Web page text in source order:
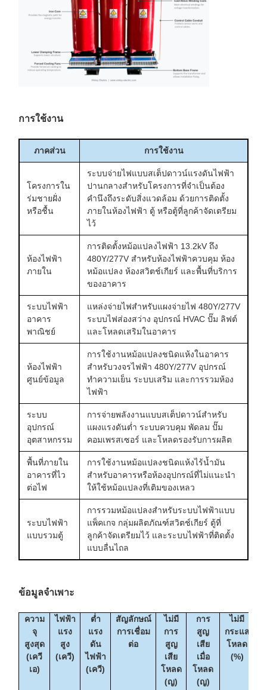
การใช้งาน
ภาคส่วน การใช้งาน
โครงการใน
ร่มชายฝั่ง
หรือชื้น
ระบบจ่ายไฟแบบสเต็ปดาวน์แรงดันไฟฟ้า
ปานกลางสำหรับโครงการที่จำเป็นต้อง
คำนึงถึงระดับสิ่งแวดล้อม ด้วยการติดตั้ง
ภายในห้องไฟฟ้า ตู้ หรือตู้ที่ลูกค้าจัดเตรียม
ไว้
ห้องไฟฟ้า
ภายใน
การติดตั้งหม้อแปลงไฟฟ้า 13.2kV ​​ถึง
480Y/277V สำหรับห้องไฟฟ้าควบคุม ห้อง
หม้อแปลง ห้องสวิตช์เกียร์ และพื้นที่บริการ
ของอาคาร
ระบบไฟฟ้า
อาคาร
พาณิชย์
แหล่งจ่ายไฟสำหรับแผงจ่ายไฟ 480Y/277V
ระบบไฟส่องสว่าง อุปกรณ์ HVAC ปั๊ม ลิฟต์
และโหลดเสริมในอาคาร
ห้องไฟฟ้า
ศูนย์ข้อมูล
การใช้งานหม้อแปลงชนิดแห้งในอาคาร
สำหรับวงจรไฟฟ้า 480Y/277V อุปกรณ์
ทำความเย็น ระบบเสริม และการรวมห้อง
ไฟฟ้า
ระบบ
อุปกรณ์
อุตสาหกรรม
การจ่ายพลังงานแบบสเต็ปดาวน์สำหรับ
แผงแรงดันต่ำ ระบบควบคุม พัดลม ปั๊ม
คอมเพรสเซอร์ และโหลดรองรับการผลิต
พื้นที่ภายใน
อาคารที่ไว
ต่อไฟ
การใช้งานหม้อแปลงชนิดแห้งไร้น้ำมัน
สำหรับอาคารหรือห้องอุปกรณ์ที่ไม่แนะนำ
ให้ใช้หม้อแปลงที่เติมของเหลว
ระบบไฟฟ้า
แบบรวมตู้
การรวมหม้อแปลงสำหรับระบบไฟฟ้าแบบ
แพ็คเกจ กลุ่มผลิตภัณฑ์สวิตช์เกียร์ ตู้ที่
ลูกค้าจัดเตรียมไว้ และระบบไฟฟ้าที่ติดตั้ง
แบบลื่นไถล
ข้อมูลจำเพาะ
ความ
จุ
สูงสุด
(เควี
เอ)
ไฟฟ้า
แรง
สูง
(เควี)
ต่ำ
แรง
ดัน
ไฟฟ้า
(เควี)
สัญลักษณ์
การเชื่อม
ต่อ
ไม่มี
การ
สูญ
เสีย
โหลด
(ญ)
การ
สูญ
เสีย
เมื่อ
โหลด
(ญ)
ไม่มี
กระแส
โหลด
(%)